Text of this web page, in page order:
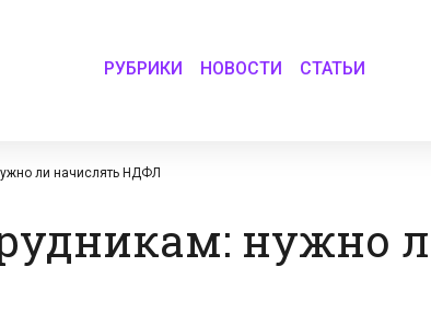
РУБРИКИ НОВОСТИ СТАТЬИ
ли начислять НДФЛ
нужно